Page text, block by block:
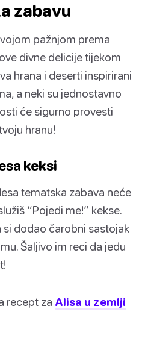
zabavu
pažnjom prema
divne delicije tijekom
hrana i deserti inspirirani
a neki su jednostavno
će sigurno provesti
hranu!
keksi
tematska zabava neće
“Pojedi me!” kekse.
dodao čarobni sastojak
Šaljivo im reci da jedu
recept za Alisa u zemlji